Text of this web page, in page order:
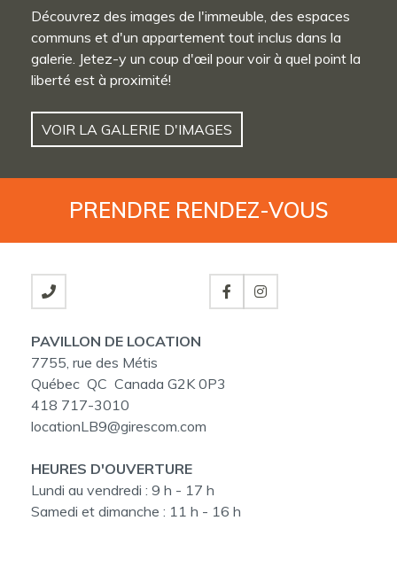
Découvrez des images de l'immeuble, des espaces
communs et d'un appartement tout inclus dans la
galerie. Jetez-y un coup d'œil pour voir à quel point la
liberté est à proximité!
VOIR LA GALERIE D'IMAGES
PRENDRE RENDEZ-VOUS
PAVILLON DE LOCATION
7755, rue des Métis
Québec QC Canada G2K 0P3
418 717-3010
locationLB9@girescom.com
HEURES D'OUVERTURE
Lundi au vendredi : 9 h - 17 h
Samedi et dimanche : 11 h - 16 h